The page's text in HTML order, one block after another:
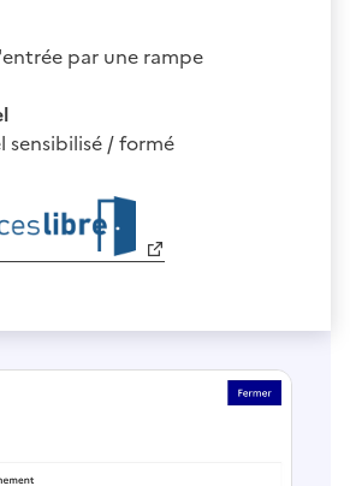
par une rampe
sensibilisé / formé